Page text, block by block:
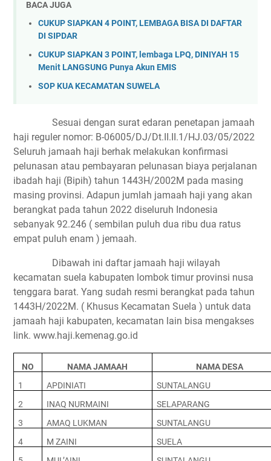
BACA JUGA
CUKUP SIAPKAN 4 POINT, LEMBAGA BISA DI DAFTAR
DI SIPDAR
CUKUP SIAPKAN 3 POINT, lembaga LPQ, DINIYAH 15
Menit LANGSUNG Punya Akun EMIS
SOP KUA KECAMATAN SUWELA
Sesuai dengan surat edaran penetapan jamaah
haji reguler nomor: B-06005/DJ/Dt.II.II.1/HJ.03/05/2022
Seluruh jamaah haji berhak melakukan konfirmasi
pelunasan atau pembayaran pelunasan biaya perjalanan
ibadah haji (Bipih) tahun 1443H/2002M pada masing
masing provinsi. Adapun jumlah jamaah haji yang akan
berangkat pada tahun 2022 diseluruh Indonesia
sebanyak 92.246 ( sembilan puluh dua ribu dua ratus
empat puluh enam ) jemaah.
Dibawah ini daftar jamaah haji wilayah
kecamatan suela kabupaten lombok timur provinsi nusa
tenggara barat. Yang sudah resmi berangkat pada tahun
1443H/2022M. ( Khusus Kecamatan Suela ) untuk data
jamaah haji kabupaten, kecamatan lain bisa mengakses
link. www.haji.kemenag.go.id
NO NAMA JAMAAH
NAMA DESA
1
APDINIATI
SUNTALANGU
2
INAQ NURMAINI
SELAPARANG
3
AMAQ LUKMAN
SUNTALANGU
4
M ZAINI
SUELA